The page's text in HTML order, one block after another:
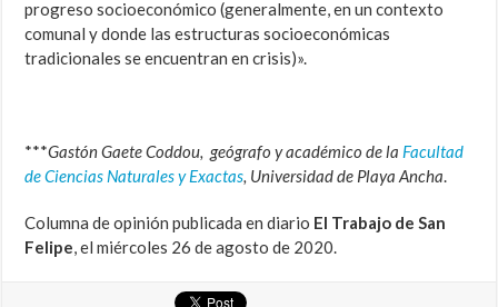
progreso socioeconómico (generalmente, en un contexto
comunal y donde las estructuras socioeconómicas
tradicionales se encuentran en crisis)».
***Gastón Gaete Coddou, geógrafo y académico de la Facultad
de Ciencias Naturales y Exactas, Universidad de Playa Ancha.
Columna de opinión publicada en diario El Trabajo de San
Felipe, el miércoles 26 de agosto de 2020.